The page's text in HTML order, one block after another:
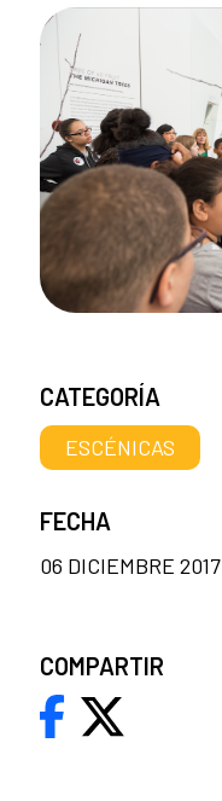
CATEGORÍA
ESCÉNICAS
FECHA
06 DICIEMBRE 2017
COMPARTIR